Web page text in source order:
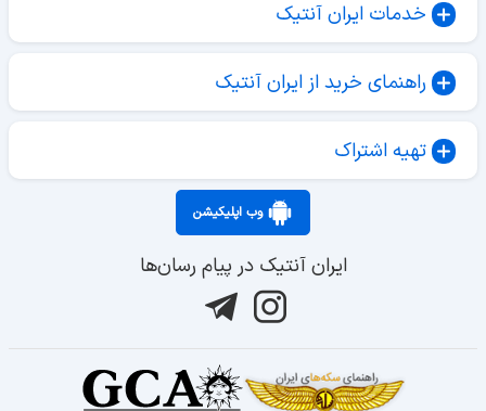
خدمات ایران آنتیک
راهنمای خرید از ایران آنتیک
تهیه اشتراک
وب اپلیکیشن
ایران آنتیک در پیام رسان‌ها